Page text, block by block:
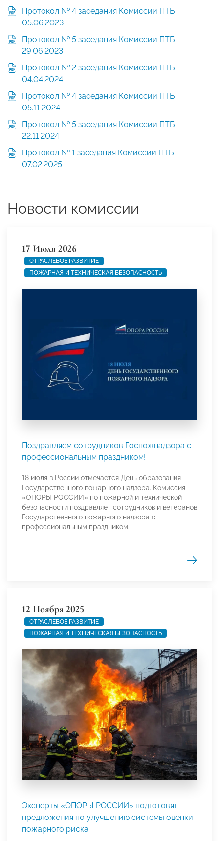
Протокол № 4 заседания Комиссии ПТБ
05.06.2023
Протокол № 5 заседания Комиссии ПТБ
29.06.2023
Протокол № 2 заседания Комиссии ПТБ
04.04.2024
Протокол № 4 заседания Комиссии ПТБ
05.11.2024
Протокол № 5 заседания Комиссии ПТБ
22.11.2024
Протокол № 1 заседания Комиссии ПТБ
07.02.2025
Новости комиссии
17 Июля 2026
ОТРАСЛЕВОЕ РАЗВИТИЕ
ПОЖАРНАЯ И ТЕХНИЧЕСКАЯ БЕЗОПАСНОСТЬ
Поздравляем сотрудников Госпожнадзора с
профессиональным праздником!
18 июля в России отмечается День образования
Государственного пожарного надзора. Комиссия
«ОПОРЫ РОССИИ» по пожарной и технической
безопасности поздравляет сотрудников и ветеранов
Государственного пожарного надзора с
профессиональным праздником.
12 Ноября 2025
ОТРАСЛЕВОЕ РАЗВИТИЕ
ПОЖАРНАЯ И ТЕХНИЧЕСКАЯ БЕЗОПАСНОСТЬ
Эксперты «ОПОРЫ РОССИИ» подготовят
предложения по улучшению системы оценки
пожарного риска